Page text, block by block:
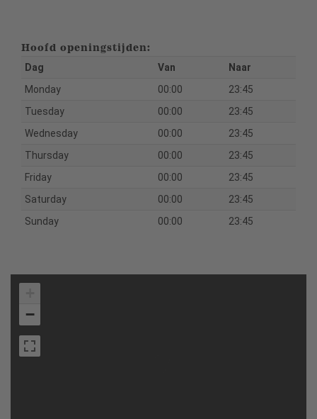
Hoofd openingstijden:
Dag Van
Naar
Monday
00:00
23:45
Tuesday
00:00
23:45
Wednesday
00:00
23:45
Thursday
00:00
23:45
Friday
00:00
23:45
Saturday
00:00
23:45
Sunday
00:00 23:45
−